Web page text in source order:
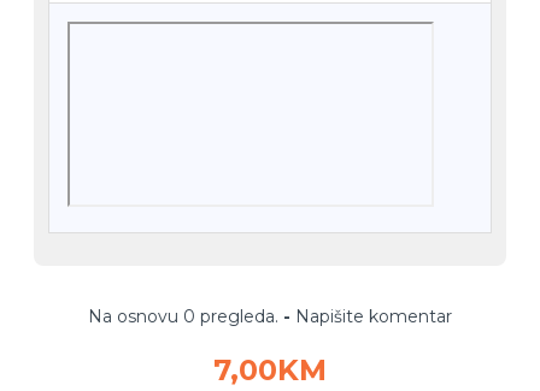
Na osnovu 0 pregleda. - Napišite komentar
7,00KM